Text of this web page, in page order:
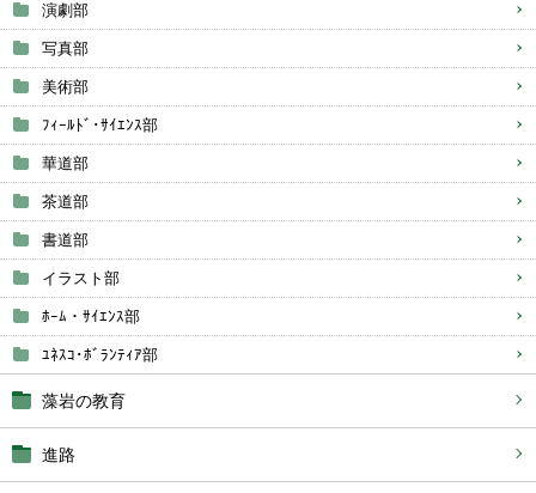
演劇部
写真部
美術部
ﾌｨｰﾙﾄﾞ･ｻｲｴﾝｽ部
華道部
茶道部
書道部
イラスト部
ﾎｰﾑ・ｻｲｴﾝｽ部
ﾕﾈｽｺ･ﾎﾞﾗﾝﾃｨｱ部
藻岩の教育
進路